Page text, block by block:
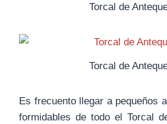
Torcal de
Torcal de
Es frecuento llegar a pequeños
formidables de todo el Torcal